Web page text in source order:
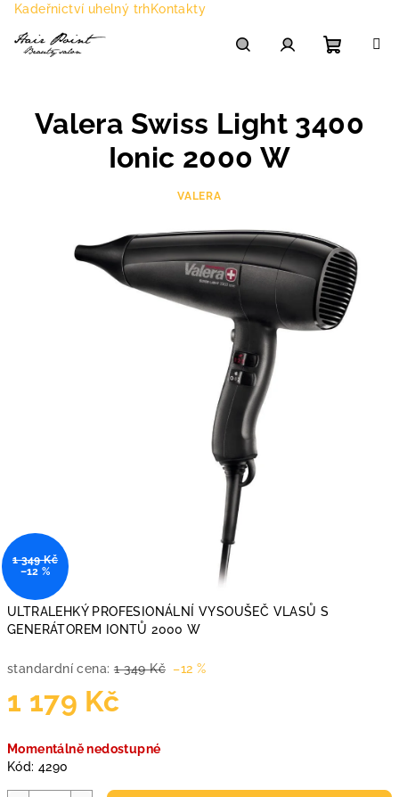
Přejít
obsah
Kadeřnictví uhelný trhKontakty
košík
ULTRALEHKÝ PROFESIONÁLNÍ VYSOUŠEČ VLASŮ S
GENERÁTOREM IONTŮ 2000 W
standardní cena: 1 349 Kč –12 %
1 179 Kč
cena:
Momentálně nedostupné
Kód: 4290
Valera Swiss Light 3400
Ionic 2000 W
VALERA
1 349 Kč
–12 %